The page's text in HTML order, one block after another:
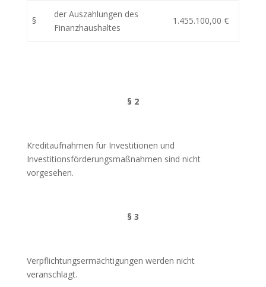
§
der Auszahlungen des
Finanzhaushaltes
1.455.100,00 €
§ 2
Kreditaufnahmen für Investitionen und
Investitionsförderungsmaßnahmen sind nicht
vorgesehen.
§ 3
Verpflichtungsermächtigungen werden nicht
veranschlagt.